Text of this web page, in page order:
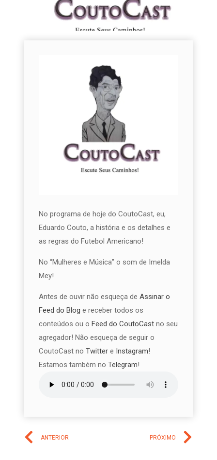
No programa de hoje do CoutoCast, eu,
Eduardo Couto, a história e os detalhes e
as regras do Futebol Americano!
No “Mulheres e Música” o som de Imelda
Mey!
Antes de ouvir não esqueça de Assinar o
Feed do Blog e receber todos os
conteúdos ou o Feed do CoutoCast no seu
agregador! Não esqueça de seguir o
CoutoCast no Twitter e Instagram!
Estamos também no Telegram!
ANTERIOR PRÓXIMO